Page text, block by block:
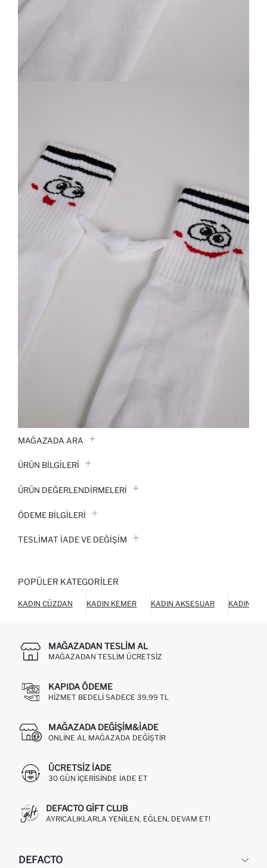
MAĞAZADA ARA
ÜRÜN BILGILERI
ÜRÜN DEĞERLENDİRMELERİ
ÖDEME BİLGİLERİ
TESLIMAT İADE VE DEĞIŞIM
POPÜLER KATEGORILER
KADIN CÜZDAN KADIN KEMER KADIN AKSESUAR KADIN
MAĞAZADAN TESLIM AL
MAĞAZADAN TESLIM ÜCRETSIZ
KAPIDA ÖDEME
HIZMET BEDELI SADECE 39,99 TL
MAĞAZADA DEĞIŞIM&İADE
ONLINE AL MAĞAZADA DEĞIŞTIR
ÜCRETSIZ IADE
30 GÜN IÇERISINDE IADE ET
DEFACTO GIFT CLUB
AYRICALIKLARLA YENILEN, EĞLEN, DEVAM ET!
DEFACTO